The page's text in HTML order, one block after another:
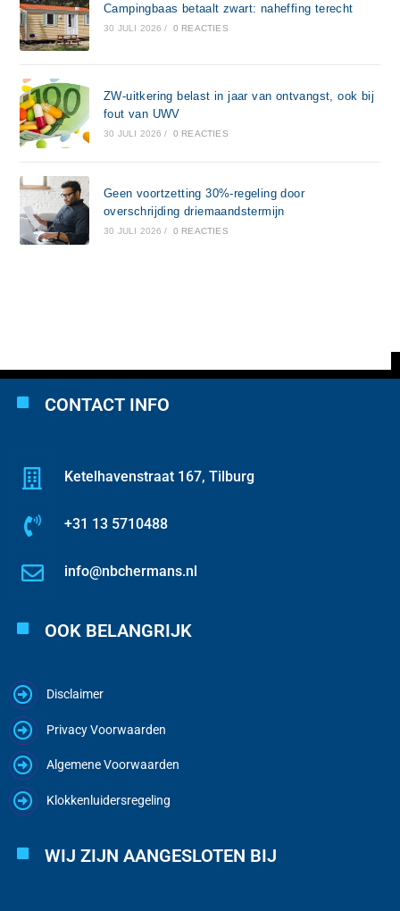
Campingbaas betaalt zwart: naheffing terecht
30 JULI 2026 / 0 REACTIES
ZW-uitkering belast in jaar van ontvangst, ook bij
fout van UWV
30 JULI 2026 / 0 REACTIES
Geen voortzetting 30%-regeling door
overschrijding driemaandstermijn
30 JULI 2026 / 0 REACTIES
CONTACT INFO
Ketelhavenstraat 167, Tilburg
+31 13 5710488
info@nbchermans.nl
OOK BELANGRIJK
Disclaimer
Privacy Voorwaarden
Algemene Voorwaarden
Klokkenluidersregeling
WIJ ZIJN AANGESLOTEN BIJ